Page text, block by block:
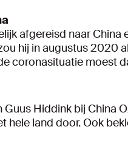
afgereisd naar China
hij in augustus 2020
coronasituatie moest
Hiddink bij China
hele land door. Ook